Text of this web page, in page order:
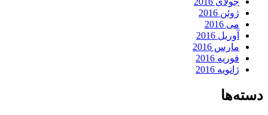
ژوئن 2016
می 2016
آوریل 2016
مارس 2016
فوریه 2016
ژانویه 2016
دسته‌ها